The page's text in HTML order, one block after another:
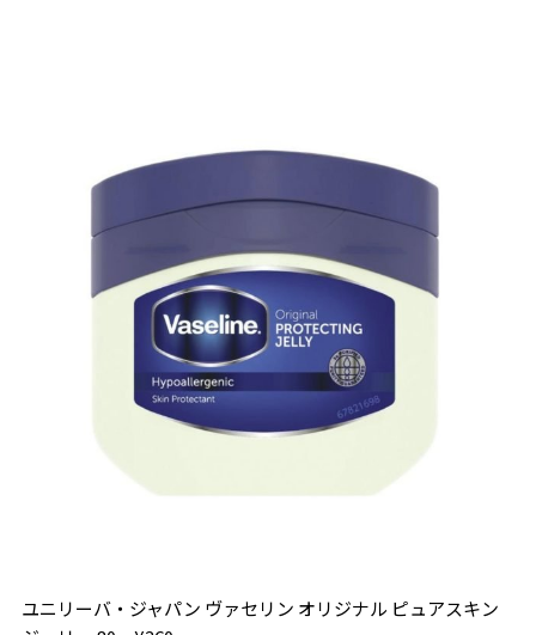
ユニリーバ・ジャパン ヴァセリン オリジナル ピュアスキン